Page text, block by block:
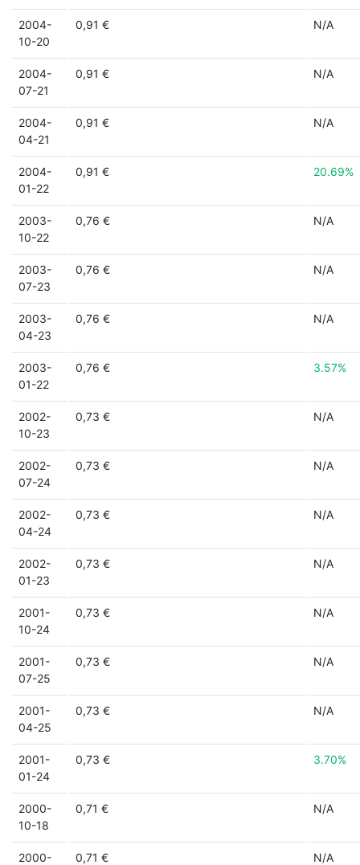
2004-
10-20
0,91 € N/A
2004-
07-21
0,91 € N/A
2004-
04-21
0,91 € N/A
2004-
01-22
0,91 € 20.69%
2003-
10-22
0,76 € N/A
2003-
07-23
0,76 € N/A
2003-
04-23
0,76 € N/A
2003-
01-22
0,76 € 3.57%
2002-
10-23
0,73 € N/A
2002-
07-24
0,73 € N/A
2002-
04-24
0,73 € N/A
2002-
01-23
0,73 € N/A
2001-
10-24
0,73 € N/A
2001-
07-25
0,73 € N/A
2001-
04-25
0,73 € N/A
2001-
01-24
0,73 € 3.70%
2000-
10-18
0,71 € N/A
2000-
0,71 € N/A